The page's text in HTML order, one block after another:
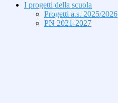
I progetti della scuola
Progetti a.s. 2025/2026
PN 2021-2027